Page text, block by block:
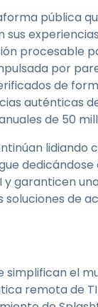
pública
procesable
por
de
auténticas
de 50
y garanticen
de
el
remota de